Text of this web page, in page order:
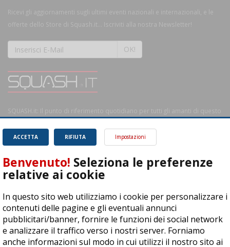
Ricevi gli aggiornamenti sugli ultimi eventi nazionali e internazionali, e le
offerte dello Store di Squash.it... Iscriviti alla nostra Newsletter!
OK!
SQUASH.it: Il punto di riferimento quotidiano per tutti gli amanti di questo
RIFIUTA
ACCETTA Impostazioni
Benvenuto! Seleziona le preferenze
relative ai cookie
In questo sito web utilizziamo i cookie per personalizzare i
contenuti delle pagine e gli eventuali annunci
pubblicitari/banner, fornire le funzioni dei social network
e analizzare il traffico verso i nostri server. Forniamo
anche informazioni sul modo in cui utilizzi il nostro sito ai
04278030988
© Copyright 2015 | All Rights Reserved - Powered byDynDevice
Privacy Policy Cookie Policy Accessibilità Sitemap